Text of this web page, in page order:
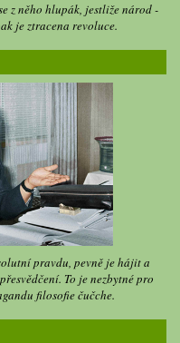
z něho hlupák, jestliže národ -
je ztracena revoluce.
pravdu, pevně je hájit a
To je nezbytné pro
filosofie čučche.